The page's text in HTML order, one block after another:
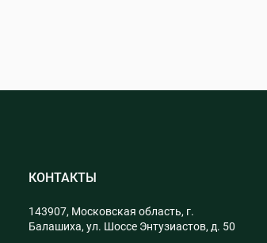
КОНТАКТЫ
143907, Московская область, г.
Балашиха, ул. Шоссе Энтузиастов, д. 50